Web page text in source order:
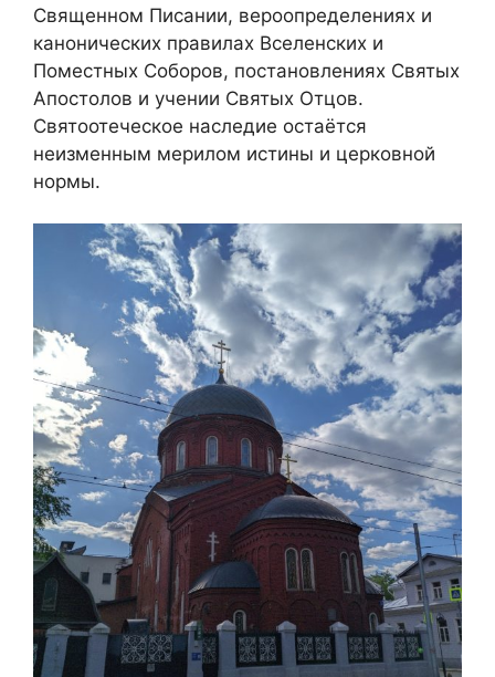
Священном Писании, вероопределениях и
канонических правилах Вселенских и
Поместных Соборов, постановлениях Святых
Апостолов и учении Святых Отцов.
Святоотеческое наследие остаётся
неизменным мерилом истины и церковной
нормы.